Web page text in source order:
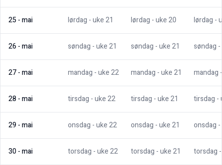
25-mai lørdag - uke21 lørdag - uke20 lørdag -
26-mai søndag - uke21 søndag - uke21 søndag
27-mai mandag - uke22 mandag - uke21 mandag
28-mai tirsdag - uke22 tirsdag - uke21 tirsdag -
29-mai onsdag - uke22 onsdag - uke21 onsdag
30-mai torsdag - uke22 torsdag - uke21 torsdag